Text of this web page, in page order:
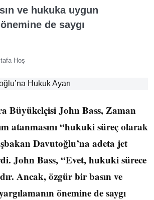
ve hukuka uygun
de saygı
Hoş
Büyükelçisi John Bass, Zaman
atanmasını “hukuki süreç olarak
Davutoğlu’na adeta jet
John Bass, “Evet, hukuki sürece
Ancak, özgür bir basın ve
önemine de saygı